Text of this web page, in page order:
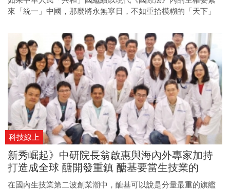
來「統一」中國，那麼將永無寧日，不如重拾模糊的「天下」
科技線上
新秀崛起》中研院長翁啟惠與海內外專家加持
打造成全球 醣開發重鎮 醣基要當生技業的
Apple
在國內生技業第二波創業潮中，醣基可以說是分量最重的旗艦